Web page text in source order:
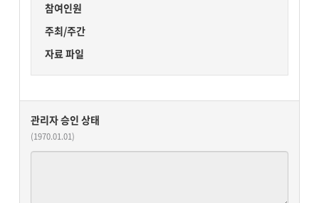
참여인원
주최/주간
자료 파일
관리자 승인 상태
(1970.01.01)